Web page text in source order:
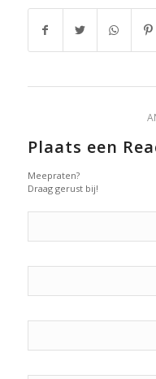
Plaats een
Meepraten?
Draag gerust bij!